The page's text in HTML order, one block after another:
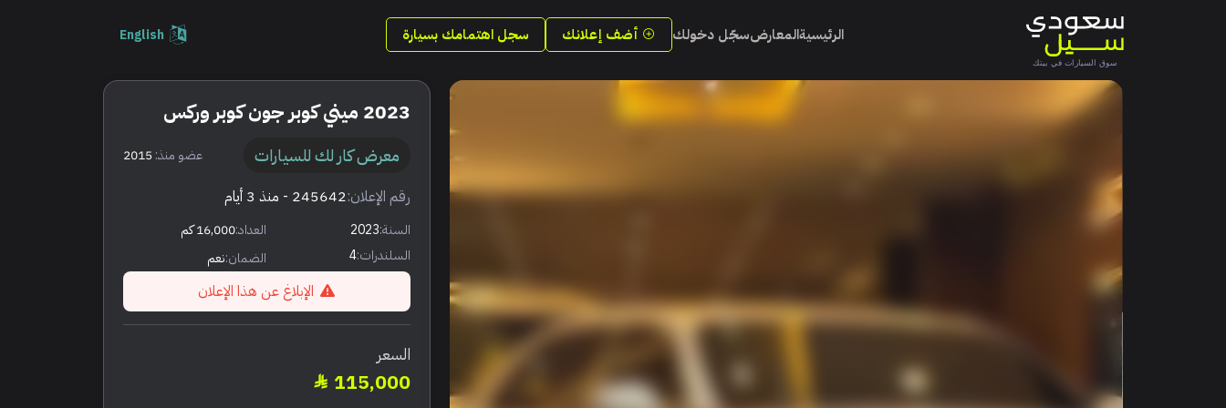
الرئيسيةالمعارضسجّل دخولك أضف إعلانك سجل اهتمامك بسيارة English
2023 ميني كوبر جون كوبر وركس
معرض كار لك للسيارات عضو منذ:2015
رقم الإعلان:245642 - منذ 3 أيام
السنة:2023 العداد:16,000 كم
السلندرات:4 الضمان:نعم
الإبلاغ عن هذا الإعلان
السعر
115,000